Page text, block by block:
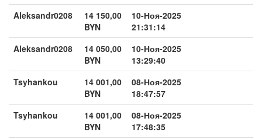
Aleksandr0208
14 150,00
BYN
10-Ноя-2025
21:31:14
Aleksandr0208
14 050,00
BYN
10-Ноя-2025
13:29:40
Tsyhankou
14 001,00
BYN
08-Ноя-2025
18:47:57
Tsyhankou
14 001,00
BYN
08-Ноя-2025
17:48:35